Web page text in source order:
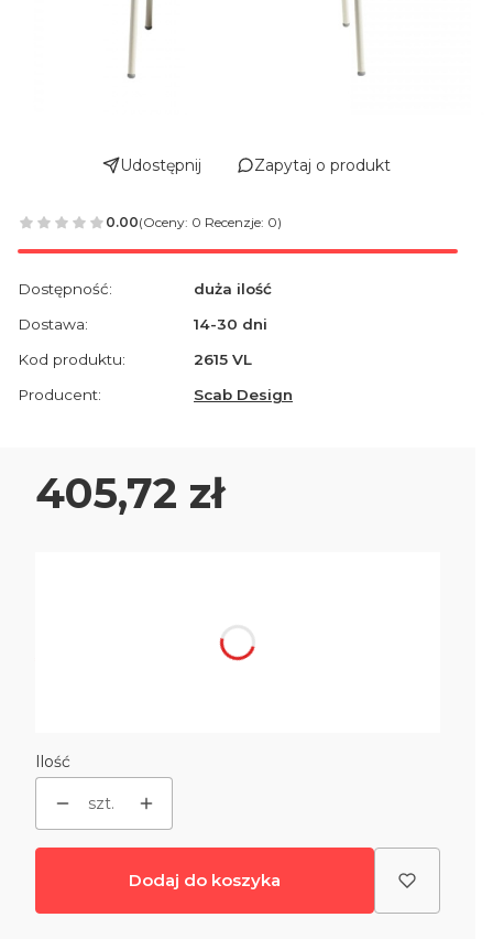
Udostępnij Zapytaj o produkt
0.00(Oceny: 0 Recenzje: 0)
Dostępność:
duża ilość
Dostawa:
14-30 dni
Kod produktu:
2615 VL
Producent:
Scab Design
Cena
405,72 zł
Ilość
szt.
Dodaj do koszyka